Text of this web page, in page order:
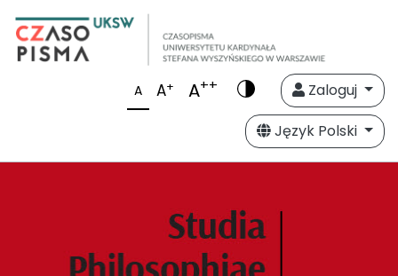
A A+ A++
Zaloguj
Język Polski